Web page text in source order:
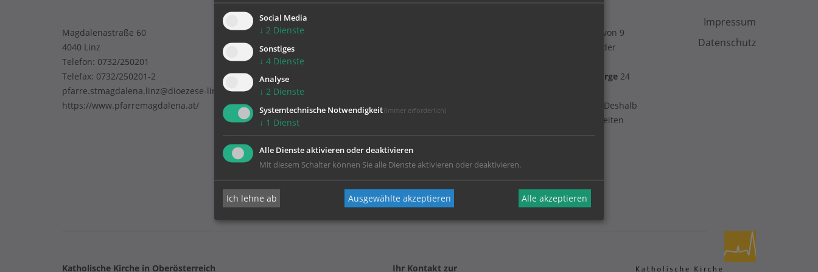
Impressum
Datenschutz
Magdalenastraße 60
4040 Linz
Telefon: 0732/250201
Telefax: 0732/250201-2
pfarre.stmagdalena.linz@dioezese-linz.at
https://www.pfarremagdalena.at/
wir unter 0676/87766199 oder 0676/87765817telefonisch
Auch können Sie an den Werktagen von Montag bis Freitag von 9
bis 17 Uhr das Sekretariat der Pfarre Urfahr-St. Junia unter der
Telefonseelsorge 24
UnserSeelsorgeteam
freut sich auf den Kontakt mit Ihnen! Deshalb
sind auch Terminvereinbarungen außerhalb der Öffnungszeiten
möglich.
Katholische Kirche in Oberösterreich Ihr Kontakt zur
Social Media
↓ 2 Dienste
Sonstiges
↓ 4 Dienste
Analyse
↓ 2 Dienste
Systemtechnische Notwendigkeit (immer erforderlich)
↓ 1 Dienst
Alle Dienste aktivieren oder deaktivieren
Mit diesem Schalter können Sie alle Dienste aktivieren oder deaktivieren.
Ich lehne ab Ausgewählte akzeptieren Alle akzeptieren